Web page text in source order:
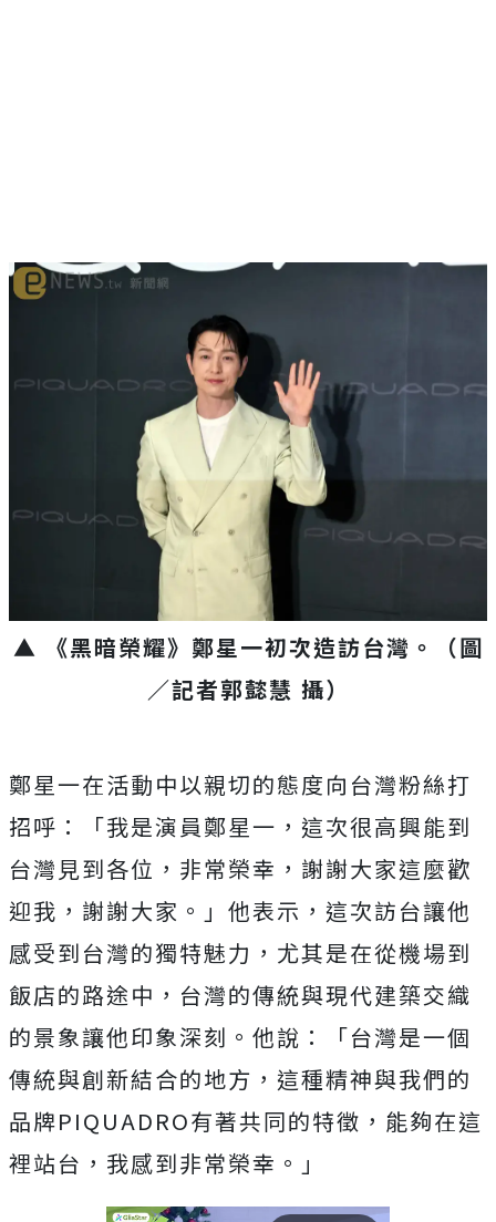
▲ 《黑暗榮耀》鄭星一初次造訪台灣。（圖
／記者郭懿慧 攝）
鄭星一在活動中以親切的態度向台灣粉絲打
招呼：「我是演員鄭星一，這次很高興能到
台灣見到各位，非常榮幸，謝謝大家這麼歡
迎我，謝謝大家。」他表示，這次訪台讓他
感受到台灣的獨特魅力，尤其是在從機場到
飯店的路途中，台灣的傳統與現代建築交織
的景象讓他印象深刻。他說：「台灣是一個
傳統與創新結合的地方，這種精神與我們的
品牌PIQUADRO有著共同的特徵，能夠在這
裡站台，我感到非常榮幸。」